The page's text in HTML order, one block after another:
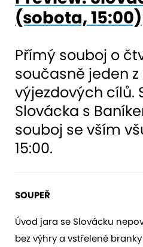
(sobota, 15:00)
Přímý souboj o
současně jeden
výjezdových cílů.
Slovácka s
souboj se vším
15:00.
SOUPEŘ
Úvod jara se Slovácku
bez výhry a vstřelené